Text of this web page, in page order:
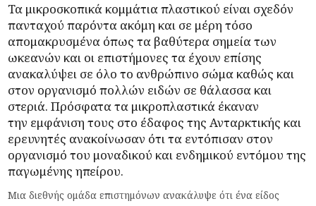
Τα μικροσκοπικά κομμάτια πλαστικού είναι σχεδόν
πανταχού παρόντα ακόμη και σε μέρη τόσο
απομακρυσμένα όπως τα βαθύτερα σημεία των
ωκεανών και οι επιστήμονες τα έχουν επίσης
ανακαλύψει σε όλο το ανθρώπινο σώμα καθώς και
στον οργανισμό πολλών ειδών σε θάλασσα και
στεριά. Πρόσφατα τα μικροπλαστικά έκαναν
την εμφάνιση τους στο έδαφος τηςΑνταρκτικής και
ερευνητές ανακοίνωσαν ότι τα εντόπισαν στον
οργανισμό του μοναδικού και ενδημικού εντόμου της
παγωμένης ηπείρου.
Μια διεθνής ομάδα επιστημόνων ανακάλυψε ότι ένα είδος